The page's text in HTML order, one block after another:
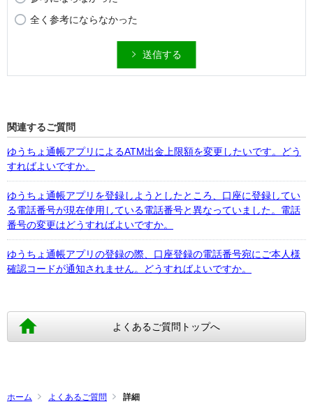
全く参考にならなかった
送信する
関連するご質問
ゆうちょ通帳アプリによるATM出金上限額を変更したいです。どう
すればよいですか。
ゆうちょ通帳アプリを登録しようとしたところ、口座に登録してい
る電話番号が現在使用している電話番号と異なっていました。電話
番号の変更はどうすればよいですか。
ゆうちょ通帳アプリの登録の際、口座登録の電話番号宛にご本人様
確認コードが通知されません。どうすればよいですか。
よくあるご質問トップへ
ホーム よくあるご質問 詳細